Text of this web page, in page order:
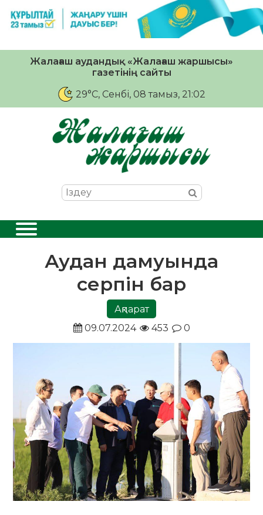
Жалағаш аудандық «Жалағаш жаршысы»
газетінің сайты
29°C, Сенбі, 08 тамыз, 21:02
Аудан дамуында
серпін бар
Ақпарат
09.07.2024
453 0